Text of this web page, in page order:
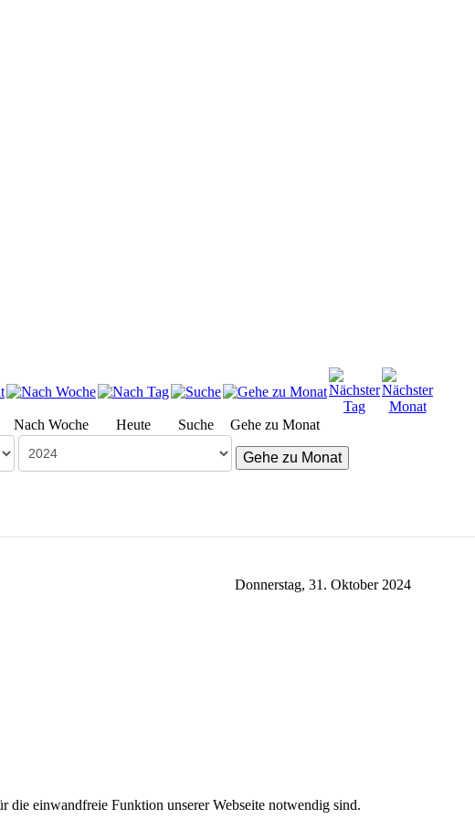
Nach Woche Heute Suche Gehe zu Monat
Gehe zu Monat
Donnerstag, 31. Oktober 2024
die einwandfreie Funktion unserer Webseite notwendig sind.